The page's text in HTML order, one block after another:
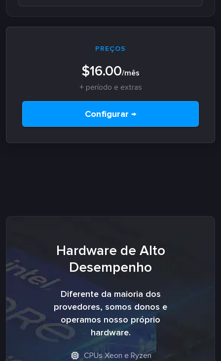
PREÇOS
$16.00/mês
+ período e extras
Configurar →
Hardware de Alto
Desempenho
Diferente da maioria dos
provedores, somos donos e
operamos nosso próprio
hardware.
CPUs Xeon e Ryzen